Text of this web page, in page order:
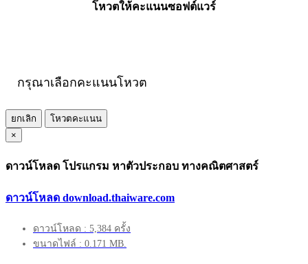
โหวตให้คะแนนซอฟต์แวร์
กรุณาเลือกคะแนนโหวต
ยกเลิก
โหวตคะแนน
×
ดาวน์โหลด โปรแกรม หาตัวประกอบ ทางคณิตศาสตร์
ดาวน์โหลด download.thaiware.com
ดาวน์โหลด : 5,384 ครั้ง
ขนาดไฟล์ : 0.171 MB.